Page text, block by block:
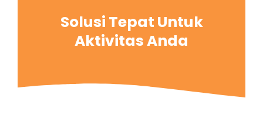
Solusi Tepat Untuk
Aktivitas Anda